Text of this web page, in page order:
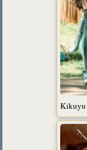
Kikuyu